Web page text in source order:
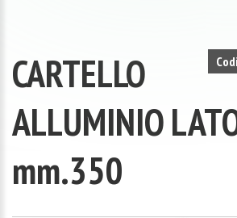
CARTELLO
ALLUMINIO
mm.350